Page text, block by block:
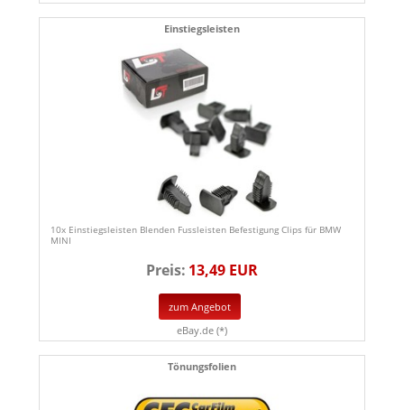
Einstiegsleisten
10x Einstiegsleisten Blenden Fussleisten Befestigung Clips für BMW
MINI
Preis: 13,49 EUR
zum Angebot
eBay.de (*)
Tönungsfolien